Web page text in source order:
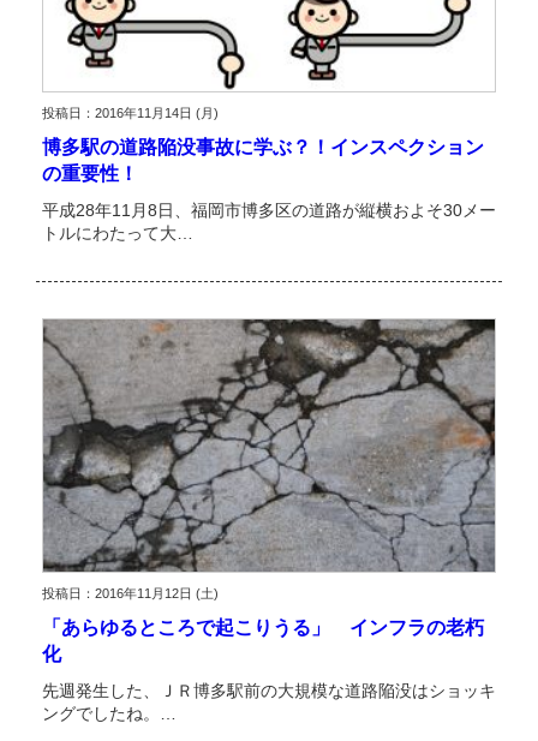
投稿日：2016年11月14日 (月)
博多駅の道路陥没事故に学ぶ？！インスペクション
の重要性！
平成28年11月8日、福岡市博多区の道路が縦横およそ30メー
トルにわたって大…
投稿日：2016年11月12日 (土)
「あらゆるところで起こりうる」 インフラの老朽
化
先週発生した、ＪＲ博多駅前の大規模な道路陥没はショッキ
ングでしたね。…